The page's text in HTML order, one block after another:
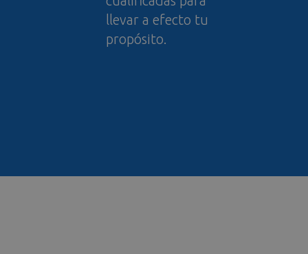
llevar a efecto tu
propósito.